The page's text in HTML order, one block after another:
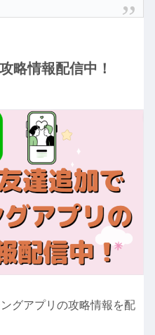
略情報配信中！
グアプリの攻略情報を配